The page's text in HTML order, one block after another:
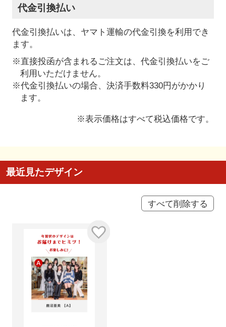
代金引換払い
代金引換払いは、ヤマト運輸の代金引換を利用でき
ます。
※直接投函が含まれるご注文は、代金引換払いをご
利用いただけません。
※代金引換払いの場合、決済手数料330円がかかり
ます。
※表示価格はすべて税込価格です。
最近見たデザイン
すべて削除する